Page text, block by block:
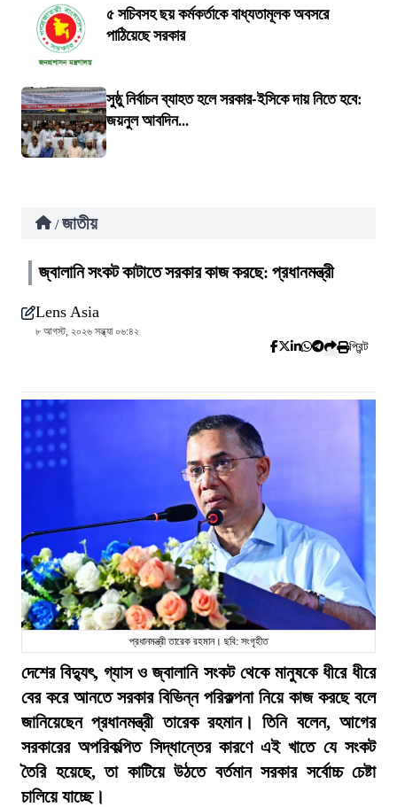
৫ সচিবসহ ছয় কর্মকর্তাকে বাধ্যতামূলক অবসরে
পাঠিয়েছে সরকার
সুষ্ঠু নির্বাচন ব্যাহত হলে সরকার-ইসিকে দায় নিতে হবে:
জয়নুল আবদিন...
/ জাতীয়
জ্বালানি সংকট কাটাতে সরকার কাজ করছে: প্রধানমন্ত্রী
Lens Asia
৮ আগস্ট, ২০২৬ সন্ধ্যা ০৬:৪২
প্রিন্ট
প্রধানমন্ত্রী তারেক রহমান। ছবি: সংগৃহীত
দেশের বিদ্যুৎ, গ্যাস ও জ্বালানি সংকট থেকে মানুষকে ধীরে ধীরে
বের করে আনতে সরকার বিভিন্ন পরিকল্পনা নিয়ে কাজ করছে বলে
জানিয়েছেন প্রধানমন্ত্রী তারেক রহমান। তিনি বলেন, আগের
সরকারের অপরিকল্পিত সিদ্ধান্তের কারণে এই খাতে যে সংকট
তৈরি হয়েছে, তা কাটিয়ে উঠতে বর্তমান সরকার সর্বোচ্চ চেষ্টা
চালিয়ে যাচ্ছে।